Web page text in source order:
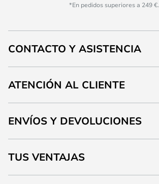
*En pedidos superiores a 249 €.
CONTACTO Y ASISTENCIA
ATENCIÓN AL CLIENTE
ENVÍOS Y DEVOLUCIONES
TUS VENTAJAS